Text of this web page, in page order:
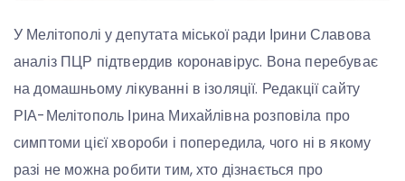
У Мелітополі у депутата міської ради Ірини Славова
аналіз ПЦР підтвердив коронавірус. Вона перебуває
на домашньому лікуванні в ізоляції. Редакції сайту
РІА-Мелітополь Ірина Михайлівна розповіла про
симптоми цієї хвороби і попередила, чого ні в якому
разі не можна робити тим, хто дізнається про